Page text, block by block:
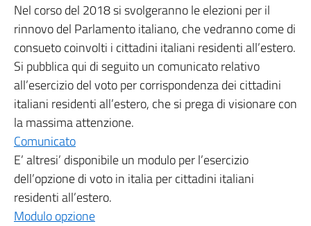
Nel corso del 2018 si svolgeranno le elezioni per il
rinnovo del Parlamento italiano, che vedranno come di
consueto coinvolti i cittadini italiani residenti all’estero.
Si pubblica qui di seguito un comunicato relativo
all’esercizio del voto per corrispondenza dei cittadini
italiani residenti all’estero, che si prega di visionare con
la massima attenzione.
Comunicato
E’ altresi’ disponibile un modulo per l’esercizio
dell’opzione di voto in italia per cittadini italiani
residenti all’estero.
Modulo opzione